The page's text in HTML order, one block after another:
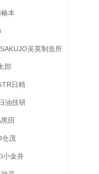
本
吴英制造所
郎
日精
油技研
田
仓茂
小金井